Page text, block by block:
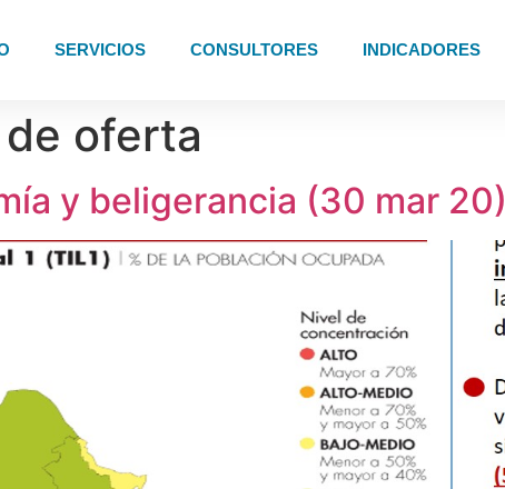
SERVICIOS CONSULTORES INDICADORES
oferta
y beligerancia (30 mar 20)